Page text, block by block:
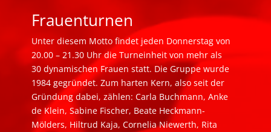
Frauenturnen
Unter diesem Motto findet jeden Donnerstag von
20.00 – 21.30 Uhr die Turneinheit von mehr als
30 dynamischen Frauen statt. Die Gruppe wurde
1984 gegründet. Zum harten Kern, also seit der
Gründung dabei, zählen: Carla Buchmann, Anke
de Klein, Sabine Fischer, Beate Heckmann-
Mölders, Hiltrud Kaja, Cornelia Niewerth, Rita